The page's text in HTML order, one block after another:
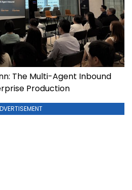
The Multi-Agent Inbound
Production